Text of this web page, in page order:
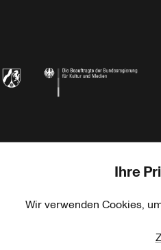
Dr. Werner Jackstädt Stiftung
Ihre
Wir verwenden Cookies,